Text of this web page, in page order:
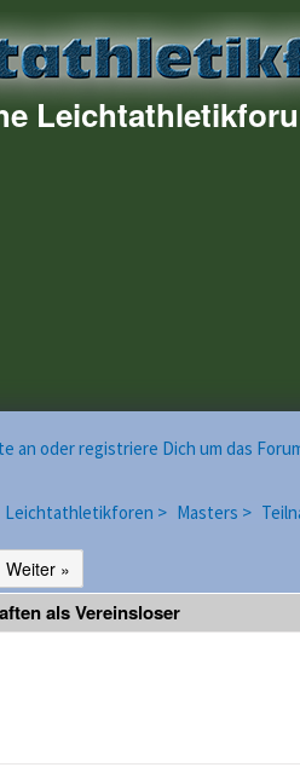
an oder registriere Dich um das
Leichtathletikforen > Masters >
Weiter »
als Vereinsloser